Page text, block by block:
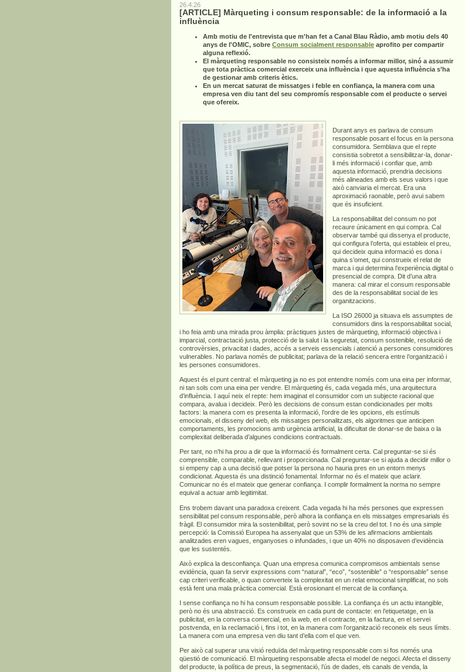
26.4.26
[ARTICLE] Màrqueting i consum responsable: de la informació a la
influència
Amb motiu de l'entrevista que m'han fet a Canal Blau Ràdio, amb motiu dels 40
anys de l'OMIC, sobre Consum socialment responsable aprofito per compartir
alguna reflexió.
El màrqueting responsable no consisteix només a informar millor, sinó a assumir
que tota pràctica comercial exerceix una influència i que aquesta influència s’ha
de gestionar amb criteris ètics.
En un mercat saturat de missatges i feble en confiança, la manera com una
empresa ven diu tant del seu compromís responsable com el producte o servei
que ofereix.
Durant anys es parlava de consum
responsable posant el focus en la persona
consumidora. Semblava que el repte
consistia sobretot a sensibilitzar-la, donar-
li més informació i confiar que, amb
aquesta informació, prendria decisions
més alineades amb els seus valors i que
això canviaria el mercat. Era una
aproximació raonable, però avui sabem
que és insuficient.
La responsabilitat del consum no pot
recaure únicament en qui compra. Cal
observar també qui dissenya el producte,
qui configura l’oferta, qui estableix el preu,
qui decideix quina informació es dona i
quina s’omet, qui construeix el relat de
marca i qui determina l’experiència digital o
presencial de compra. Dit d’una altra
manera: cal mirar el consum responsable
des de la responsabilitat social de les
organitzacions.
La ISO 26000 ja situava els assumptes de
consumidors dins la responsabilitat social,
i ho feia amb una mirada prou àmplia: pràctiques justes de màrqueting, informació objectiva i
imparcial, contractació justa, protecció de la salut i la seguretat, consum sostenible, resolució de
controvèrsies, privacitat i dades, accés a serveis essencials i atenció a persones consumidores
vulnerables. No parlava només de publicitat; parlava de la relació sencera entre l’organització i
les persones consumidores.
Aquest és el punt central: el màrqueting ja no es pot entendre només com una eina per informar,
ni tan sols com una eina per vendre. El màrqueting és, cada vegada més, una arquitectura
d’influència. I aquí neix el repte: hem imaginat el consumidor com un subjecte racional que
compara, avalua i decideix. Però les decisions de consum estan condicionades per molts
factors: la manera com es presenta la informació, l’ordre de les opcions, els estímuls
emocionals, el disseny del web, els missatges personalitzats, els algoritmes que anticipen
comportaments, les promocions amb urgència artificial, la dificultat de donar-se de baixa o la
complexitat deliberada d’algunes condicions contractuals.
Per tant, no n’hi ha prou a dir que la informació és formalment certa. Cal preguntar-se si és
comprensible, comparable, rellevant i proporcionada. Cal preguntar-se si ajuda a decidir millor o
si empeny cap a una decisió que potser la persona no hauria pres en un entorn menys
condicionat. Aquesta és una distinció fonamental. Informar no és el mateix que aclarir.
Comunicar no és el mateix que generar confiança. I complir formalment la norma no sempre
equival a actuar amb legitimitat.
Ens trobem davant una paradoxa creixent. Cada vegada hi ha més persones que expressen
sensibilitat pel consum responsable, però alhora la confiança en els missatges empresarials és
fràgil. El consumidor mira la sostenibilitat, però sovint no se la creu del tot. I no és una simple
percepció: la Comissió Europea ha assenyalat que un 53% de les afirmacions ambientals
analitzades eren vagues, enganyoses o infundades, i que un 40% no disposaven d’evidència
que les sustentés.
Això explica la desconfiança. Quan una empresa comunica compromisos ambientals sense
evidència, quan fa servir expressions com “natural”, “eco”, “sostenible” o “responsable” sense
cap criteri verificable, o quan converteix la complexitat en un relat emocional simplificat, no sols
està fent una mala pràctica comercial. Està erosionant el mercat de la confiança.
I sense confiança no hi ha consum responsable possible. La confiança és un actiu intangible,
però no és una abstracció. Es construeix en cada punt de contacte: en l’etiquetatge, en la
publicitat, en la conversa comercial, en la web, en el contracte, en la factura, en el servei
postvenda, en la reclamació i, fins i tot, en la manera com l’organització reconeix els seus límits.
La manera com una empresa ven diu tant d’ella com el que ven.
Per això cal superar una visió reduïda del màrqueting responsable com si fos només una
qüestió de comunicació. El màrqueting responsable afecta el model de negoci. Afecta el disseny
del producte, la política de preus, la segmentació, l’ús de dades, els canals de venda, la